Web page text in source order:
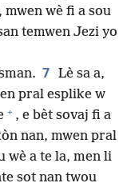
mwen wè fi a sou
temwen Jezi yo
7 Lè sa a,
pral esplike w
+ , e bèt sovaj fi a
nan, mwen pral
wè a te la, men li
sot nan twou